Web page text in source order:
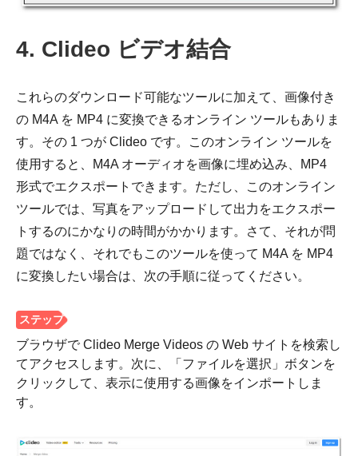
ステップ
4. Clideo ビデオ結合
これらのダウンロード可能なツールに加えて、画像付き
の M4A を MP4 に変換できるオンライン ツールもありま
す。その 1 つが Clideo です。このオンライン ツールを
使用すると、M4A オーディオを画像に埋め込み、MP4
形式でエクスポートできます。ただし、このオンライン
ツールでは、写真をアップロードして出力をエクスポー
トするのにかなりの時間がかかります。さて、それが問
題ではなく、それでもこのツールを使って M4A を MP4
に変換したい場合は、次の手順に従ってください。
ブラウザで Clideo Merge Videos の Web サイトを検索し
てアクセスします。次に、「ファイルを選択」ボタンを
クリックして、表示に使用する画像をインポートしま
す。